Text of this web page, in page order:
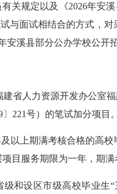
关规定以及《2026年安
与面试相结合的方式，
安溪县部分公办学校公
建省人力资源开发办公室
221号）的笔试加分项目
以上期满考核合格的高
目服务期限为一年，期
级和设区市级高校毕业生